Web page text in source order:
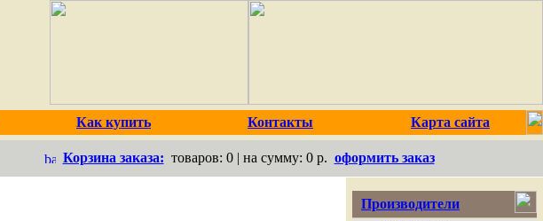
Как купить Контакты
Карта сайта
Корзина заказа: товаров: 0 | на сумму: 0 р. оформить заказ
Производители